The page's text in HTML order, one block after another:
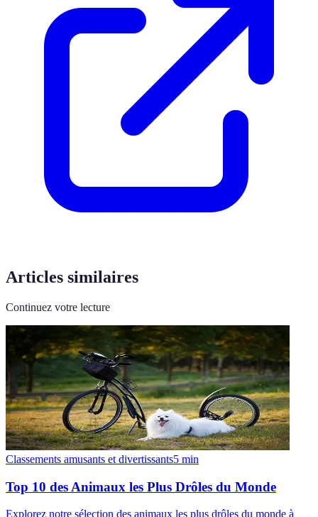
Articles similaires
Continuez votre lecture
Classements amusants et divertissants5 min
Top 10 des Animaux les Plus Drôles du Monde
Explorez notre sélection des animaux les plus drôles du monde à